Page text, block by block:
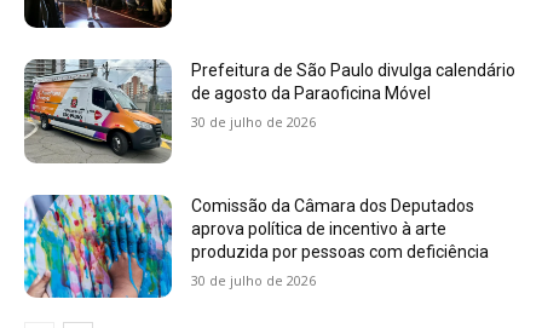
Prefeitura de São Paulo divulga calendário
de agosto da Paraoficina Móvel
30 de julho de 2026
Comissão da Câmara dos Deputados
aprova política de incentivo à arte
produzida por pessoas com deficiência
30 de julho de 2026